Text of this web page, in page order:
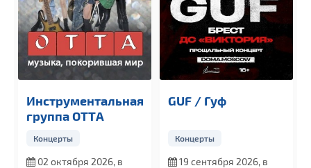
Инструментальная
группа OTTА
Концерты
02 октября 2026, в
GUF / Гуф
Концерты
19 сентября 2026, в